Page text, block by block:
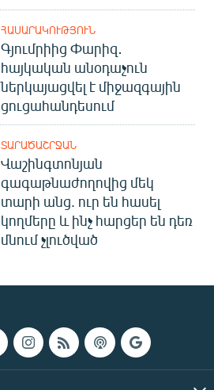
ՀԱՍԱՐԱԿՈՒԹՅՈՒՆ
Գյումրիից Փարիզ․
հայկական անօդաչուն
ներկայացվել է միջազգային
ցուցահանդեսում
ՏԱՐԱԾԱՇՐՋԱՆ
Վաշինգտոնյան
գագաթնաժողովից մեկ
տարի անց. ուր են հասել
կողմերը և ինչ հարցեր են դեռ
մնում չլուծված